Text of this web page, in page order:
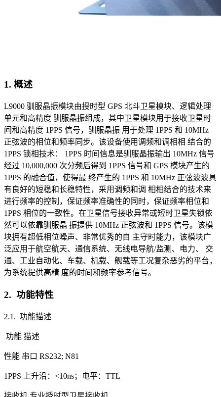
1. 概述
L9000 驯服晶振模块由授时型 GPS 北斗卫星模块、逻辑处理
单元和高精度 驯服晶振组成，其中卫星模块用于接收卫星时
间和高精度 1PPS 信号，驯服晶振 用于处理 1PPS 和 10MHz
正弦波的相位和频率同步。该设备使用调频和调相相 结合的
1PPS 锁相技术： 1PPS 时间信息是驯服晶振输出 10MHz 信号
经过 10,000,000 次分频后得到 1PPS 信号和 GPS 模块产生的
1PPS 的融合值，使得最 终产生的 1PPS 和 10MHz 正弦波波具
有良好的短稳和长稳特性，采用调频和调 相相结合的技术来
进行频率的控制，保证频率准确性的同时，保证频率相位和
1PPS 相位的一致性。在卫星信号接收异常或短时卫星失锁依
然可以依靠驯服晶 振提供 10MHz 正弦波和 1PPS 信号。该模
块拥有超低相位噪声、非常优秀的自 主守时能力，该模块广
泛应用于航空航天、通信系统、无线电导航/监测、电力、 交
通、工业自动化、车载、机载、舰载等工况复杂恶劣的平台，
为系统提供高精 度的时间和频率参考信号。
2. 功能特性
2.1. 功能描述
功能 猫述
性能 串口 RS232; N81
1PPS 上升沿：<10ns；电平：TTL